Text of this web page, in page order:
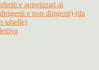
e autorizzati ai
e non dirigenti) (da
tabelle)